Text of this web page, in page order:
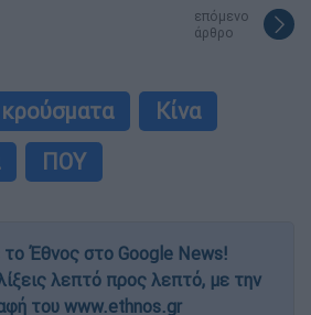
επόμενο
άρθρο
κρούσματα
Κίνα
ΠΟΥ
Έθνος στο Google News!
λεπτό προς λεπτό, με την
του www.ethnos.gr